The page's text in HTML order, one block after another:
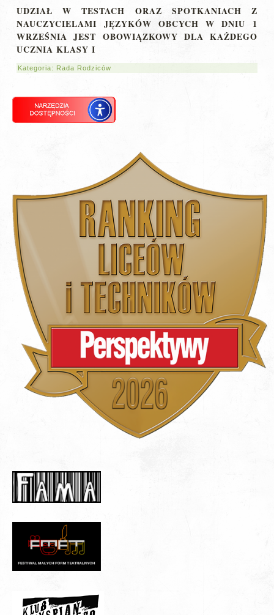
UDZIAŁ W TESTACH ORAZ SPOTKANIACH Z
NAUCZYCIELAMI JĘZYKÓW OBCYCH W DNIU 1
WRZEŚNIA JEST OBOWIĄZKOWY DLA KAŻDEGO
UCZNIA KLASY I
Kategoria: Rada Rodziców